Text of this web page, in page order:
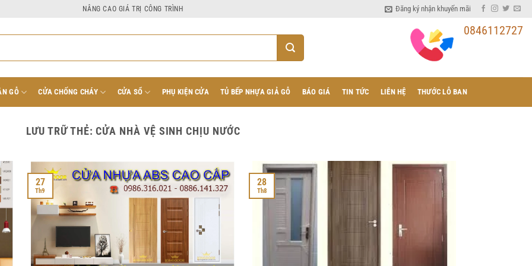
NÂNG CAO GIÁ TRỊ CÔNG TRÌNH Đăng ký nhận khuyến mãi
0846112727
GỖ CỬA CHỐNG CHÁY CỬA SỔ PHỤ KIỆN CỬA TỦ BẾP NHỰA GIẢ GỖ BÁO GIÁ TIN TỨC LIÊN HỆ THƯỚC LỖ BAN
LƯU TRỮ THẺ:CỬA NHÀ VỆ SINH CHỊU NƯỚC
27
Th9
28
Th8